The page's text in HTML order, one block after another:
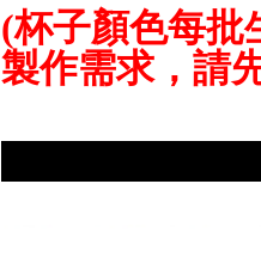
(杯子顏色每批
製作需求，請